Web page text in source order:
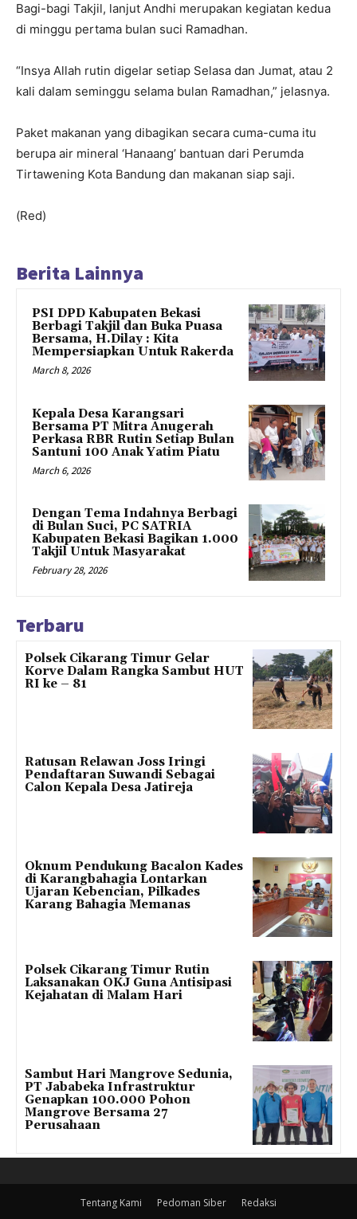
Bagi-bagi Takjil, lanjut Andhi merupakan kegiatan kedua
di minggu pertama bulan suci Ramadhan.
“Insya Allah rutin digelar setiap Selasa dan Jumat, atau 2
kali dalam seminggu selama bulan Ramadhan,” jelasnya.
Paket makanan yang dibagikan secara cuma-cuma itu
berupa air mineral ‘Hanaang’ bantuan dari Perumda
Tirtawening Kota Bandung dan makanan siap saji.
(Red)
Berita Lainnya
PSI DPD Kabupaten Bekasi
Berbagi Takjil dan Buka Puasa
Bersama, H.Dilay : Kita
Mempersiapkan Untuk Rakerda
March 8, 2026
Kepala Desa Karangsari
Bersama PT Mitra Anugerah
Perkasa RBR Rutin Setiap Bulan
Santuni 100 Anak Yatim Piatu
March 6, 2026
Dengan Tema Indahnya Berbagi
di Bulan Suci, PC SATRIA
Kabupaten Bekasi Bagikan 1.000
Takjil Untuk Masyarakat
February 28, 2026
Terbaru
Polsek Cikarang Timur Gelar
Korve Dalam Rangka Sambut HUT
RI ke – 81
Ratusan Relawan Joss Iringi
Pendaftaran Suwandi Sebagai
Calon Kepala Desa Jatireja
Oknum Pendukung Bacalon Kades
di Karangbahagia Lontarkan
Ujaran Kebencian, Pilkades
Karang Bahagia Memanas
Polsek Cikarang Timur Rutin
Laksanakan OKJ Guna Antisipasi
Kejahatan di Malam Hari
Sambut Hari Mangrove Sedunia,
PT Jababeka Infrastruktur
Genapkan 100.000 Pohon
Mangrove Bersama 27
Perusahaan
Tentang Kami Pedoman Siber Redaksi